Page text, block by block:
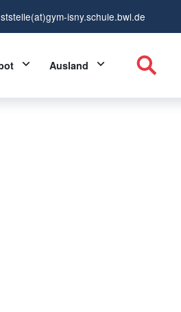
isny.schule.bwl.de
Toggle Dropdown
Ausland Toggle Dropdown